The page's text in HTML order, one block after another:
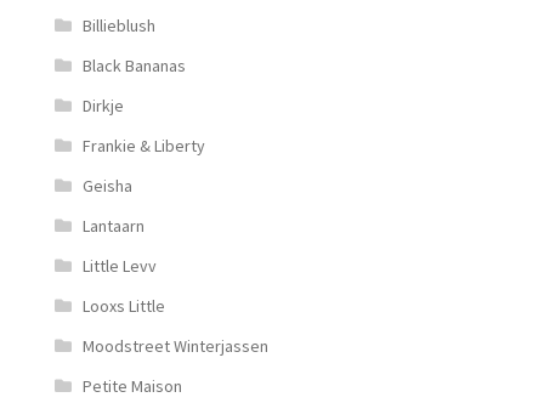
Billieblush
Black Bananas
Dirkje
Frankie & Liberty
Geisha
Lantaarn
Little Levv
Looxs Little
Moodstreet Winterjassen
Petite Maison